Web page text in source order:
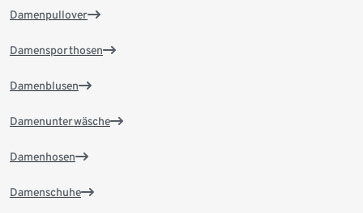
Damenpullover
Damensporthosen
Damenblusen
Damenunterwäsche
Damenhosen
Damenschuhe